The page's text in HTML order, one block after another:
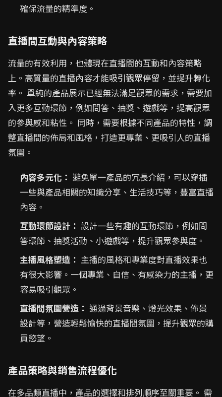
確保流量的精準度。
直播間互動與內容策略
流量的有效利用，也體現在直播間的互動和內容策略
上。高質量的直播內容才能吸引觀眾停留，並提升轉化
率。 單純的產品展示已經無法滿足觀眾的需求，需要加
入更多互動環節，例如問答、抽獎、遊戲等，提高觀眾
的參與感和粘性。 同時，需要根據不同產品的特性，調
整直播間的佈局和風格，打造更專業、更吸引人的直播
氛圍。
內容多元化： 避免單一產品的冗長介紹，可以穿插
一些與產品相關的知識分享、生活技巧等，豐富直播
內容。
互動環節設計： 設計一些有趣的互動環節，例如問
答環節、抽獎活動、小遊戲等，提升觀眾參與度。
主播風格塑造： 主播的風格和專業度對直播效果也
有很大影響。一個專業、自信、有感染力的主播，更
容易吸引觀眾。
直播間氛圍營造： 通過背景音樂、燈光效果、佈景
設計等，營造輕鬆愉快的直播間氛圍，提升觀眾的購
買慾望。
產品策略與銷售流程優化
在多品類直播中，產品的選擇和排列順序至關重要。 需